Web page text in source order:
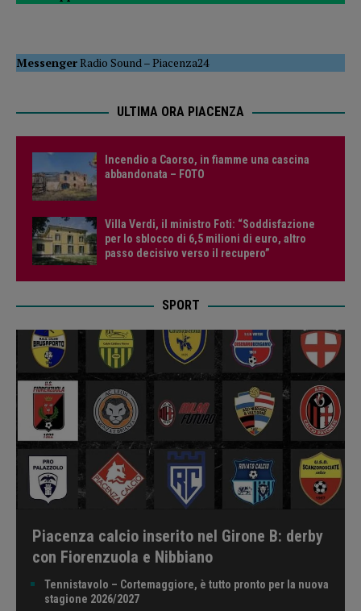
MessengerRadio Sound –Piacenza24
ULTIMA ORA PIACENZA
Incendio a Caorso, in fiamme una cascina
abbandonata – FOTO
Villa Verdi, il ministro Foti: “Soddisfazione
per lo sblocco di 6,5 milioni di euro, altro
passo decisivo verso il recupero”
SPORT
Piacenza calcio inserito nel Girone B: derby
con Fiorenzuola e Nibbiano
Tennistavolo – Cortemaggiore, è tutto pronto per la nuova
stagione 2026/2027